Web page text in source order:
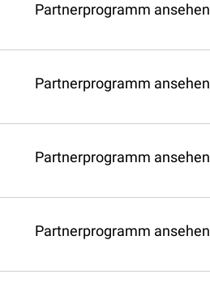
Partnerprogramm ansehen
Partnerprogramm ansehen
Partnerprogramm ansehen
Partnerprogramm ansehen